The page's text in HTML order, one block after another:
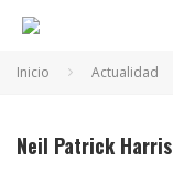
Inicio Actualidad
Neil Patrick